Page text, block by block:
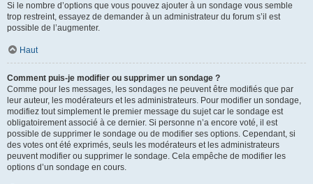
Si le nombre d’options que vous pouvez ajouter à un sondage vous semble
trop restreint, essayez de demander à un administrateur du forum s’il est
possible de l’augmenter.
Haut
Comment puis-je modifier ou supprimer un sondage ?
Comme pour les messages, les sondages ne peuvent être modifiés que par
leur auteur, les modérateurs et les administrateurs. Pour modifier un sondage,
modifiez tout simplement le premier message du sujet car le sondage est
obligatoirement associé à ce dernier. Si personne n’a encore voté, il est
possible de supprimer le sondage ou de modifier ses options. Cependant, si
des votes ont été exprimés, seuls les modérateurs et les administrateurs
peuvent modifier ou supprimer le sondage. Cela empêche de modifier les
options d’un sondage en cours.